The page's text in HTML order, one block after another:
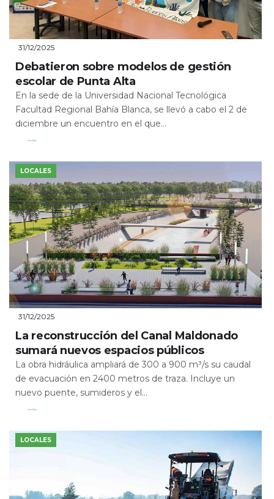
31/12/2025
Debatieron sobre modelos de gestión
escolar de Punta Alta
En la sede de la Universidad Nacional Tecnológica
Facultad Regional Bahía Blanca, se llevó a cabo el 2 de
diciembre un encuentro en el que...
Leer Más
LOCALES
31/12/2025
La reconstrucción del Canal Maldonado
sumará nuevos espacios públicos
La obra hidráulica ampliará de 300 a 900 m³/s su caudal
de evacuación en 2400 metros de traza. Incluye un
nuevo puente, sumideros y el...
Leer Más
LOCALES